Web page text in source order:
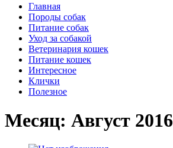
Главная
Породы собак
Питание собак
Уход за собакой
Ветеринария кошек
Питание кошек
Интересное
Клички
Полезное
Месяц: Август 2016